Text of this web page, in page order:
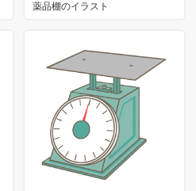
薬品棚のイラスト